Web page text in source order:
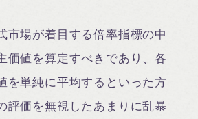
市場が着目する倍率指標の中
価値を算定すべきであり、各
を単純に平均するといった方
評価を無視したあまりに乱暴